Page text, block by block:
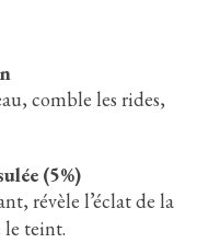
comble les rides,
(5%)
révèle l’éclat de la
le teint.